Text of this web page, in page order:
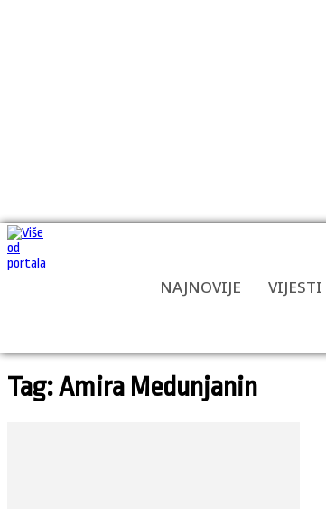
NAJNOVIJE VIJESTI
Tag: Amira Medunjanin